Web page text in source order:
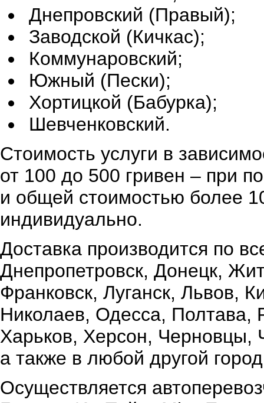
Днепровский (Правый);
Заводской (Кичкас);
Коммунаровский;
Южный (Пески);
Хортицкой (Бабурка);
Шевченковский.
Стоимость услуги в
от 100 до 500 гривен – при
и общей стоимостью более
индивидуально.
Доставка производится по
Днепропетровск, Донецк,
Франковск, Луганск, Львов,
Николаев, Одесса,
Харьков, Херсон, Черновцы,
а также в любой другой
Осуществляется